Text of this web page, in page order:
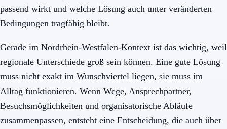
passend wirkt und welche Lösung auch unter veränderten
Bedingungen tragfähig bleibt.
Gerade im Nordrhein-Westfalen-Kontext ist das wichtig, weil
regionale Unterschiede groß sein können. Eine gute Lösung
muss nicht exakt im Wunschviertel liegen, sie muss im
Alltag funktionieren. Wenn Wege, Ansprechpartner,
Besuchsmöglichkeiten und organisatorische Abläufe
zusammenpassen, entsteht eine Entscheidung, die auch über